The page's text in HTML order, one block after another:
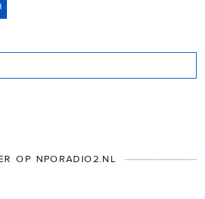
OP NPORADIO2.NL